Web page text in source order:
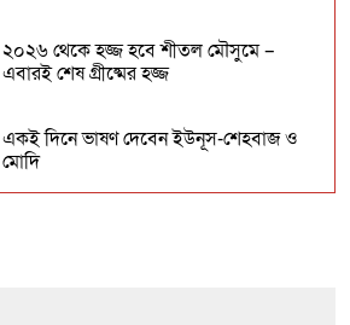
২০২৬ থেকে হজ্জ হবে শীতল মৌসুমে –
এবারই শেষ গ্রীষ্মের হজ্জ
একই দিনে ভাষণ দেবেন ইউনূস-শেহবাজ ও
মোদি